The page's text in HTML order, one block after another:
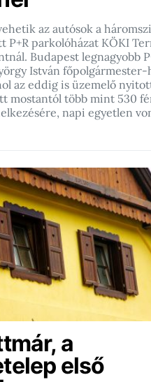
az autósok a
P+R parkolóházat KÖKI
Budapest legnagyobb
István
az eddig is üzemelő
mostantól több mint 530
napi egyetlen
a
első